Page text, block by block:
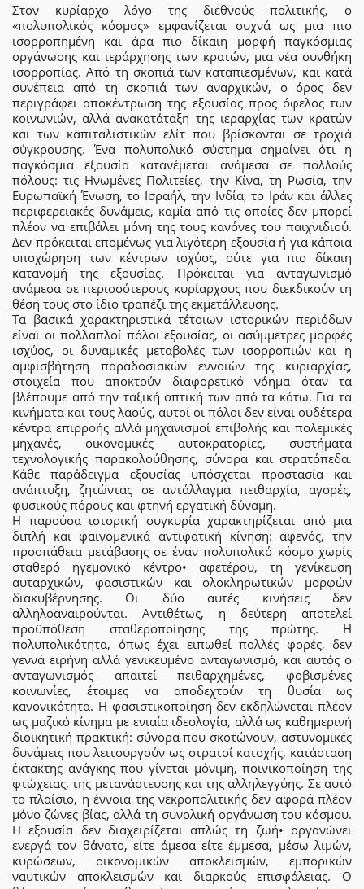
Στον κυρίαρχο λόγο της διεθνούς πολιτικής, ο
«πολυπολικός κόσμος» εμφανίζεται συχνά ως μια πιο
ισορροπημένη και άρα πιο δίκαιη μορφή παγκόσμιας
οργάνωσης και ιεράρχησης των κρατών, μια νέα συνθήκη
ισορροπίας. Από τη σκοπιά των καταπιεσμένων, και κατά
συνέπεια από τη σκοπιά των αναρχικών, ο όρος δεν
περιγράφει αποκέντρωση της εξουσίας προς όφελος των
κοινωνιών, αλλά ανακατάταξη της ιεραρχίας των κρατών
και των καπιταλιστικών ελίτ που βρίσκονται σε τροχιά
σύγκρουσης. Ένα πολυπολικό σύστημα σημαίνει ότι η
παγκόσμια εξουσία κατανέμεται ανάμεσα σε πολλούς
πόλους: τις Ηνωμένες Πολιτείες, την Κίνα, τη Ρωσία, την
Ευρωπαϊκή Ένωση, το Ισραήλ, την Ινδία, το Ιράν και άλλες
περιφερειακές δυνάμεις, καμία από τις οποίες δεν μπορεί
πλέον να επιβάλει μόνη της τους κανόνες του παιχνιδιού.
Δεν πρόκειται επομένως για λιγότερη εξουσία ή για κάποια
υποχώρηση των κέντρων ισχύος, ούτε για πιο δίκαιη
κατανομή της εξουσίας. Πρόκειται για ανταγωνισμό
ανάμεσα σε περισσότερους κυρίαρχους που διεκδικούν τη
θέση τους στο ίδιο τραπέζι της εκμετάλλευσης.
Τα βασικά χαρακτηριστικά τέτοιων ιστορικών περιόδων
είναι οι πολλαπλοί πόλοι εξουσίας, οι ασύμμετρες μορφές
ισχύος, οι δυναμικές μεταβολές των ισορροπιών και η
αμφισβήτηση παραδοσιακών εννοιών της κυριαρχίας,
στοιχεία που αποκτούν διαφορετικό νόημα όταν τα
βλέπουμε από την ταξική οπτική των από τα κάτω. Για τα
κινήματα και τους λαούς, αυτοί οι πόλοι δεν είναι ουδέτερα
κέντρα επιρροής αλλά μηχανισμοί επιβολής και πολεμικές
μηχανές, οικονομικές αυτοκρατορίες, συστήματα
τεχνολογικής παρακολούθησης, σύνορα και στρατόπεδα.
Κάθε παράδειγμα εξουσίας υπόσχεται προστασία και
ανάπτυξη, ζητώντας σε αντάλλαγμα πειθαρχία, αγορές,
φυσικούς πόρους και φτηνή εργατική δύναμη.
Η παρούσα ιστορική συγκυρία χαρακτηρίζεται από μια
διπλή και φαινομενικά αντιφατική κίνηση: αφενός, την
προσπάθεια μετάβασης σε έναν πολυπολικό κόσμο χωρίς
σταθερό ηγεμονικό κέντρο• αφετέρου, τη γενίκευση
αυταρχικών, φασιστικών και ολοκληρωτικών μορφών
διακυβέρνησης. Οι δύο αυτές κινήσεις δεν
αλληλοαναιρούνται. Αντιθέτως, η δεύτερη αποτελεί
προϋπόθεση σταθεροποίησης της πρώτης. Η
πολυπολικότητα, όπως έχει ειπωθεί πολλές φορές, δεν
γεννά ειρήνη αλλά γενικευμένο ανταγωνισμό, και αυτός ο
ανταγωνισμός απαιτεί πειθαρχημένες, φοβισμένες
κοινωνίες, έτοιμες να αποδεχτούν τη θυσία ως
κανονικότητα. Η φασιστικοποίηση δεν εκδηλώνεται πλέον
ως μαζικό κίνημα με ενιαία ιδεολογία, αλλά ως καθημερινή
διοικητική πρακτική: σύνορα που σκοτώνουν, αστυνομικές
δυνάμεις που λειτουργούν ως στρατοί κατοχής, κατάσταση
έκτακτης ανάγκης που γίνεται μόνιμη, ποινικοποίηση της
φτώχειας, της μετανάστευσης και της αλληλεγγύης. Σε αυτό
το πλαίσιο, η έννοια της νεκροπολιτικής δεν αφορά πλέον
μόνο ζώνες βίας, αλλά τη συνολική οργάνωση του κόσμου.
Η εξουσία δεν διαχειρίζεται απλώς τη ζωή• οργανώνει
ενεργά τον θάνατο, είτε άμεσα είτε έμμεσα, μέσω λιμών,
κυρώσεων, οικονομικών αποκλεισμών, εμπορικών
ναυτικών αποκλεισμών και διαρκούς επισφάλειας. Ο